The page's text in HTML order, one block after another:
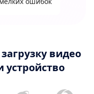
видео
устройство